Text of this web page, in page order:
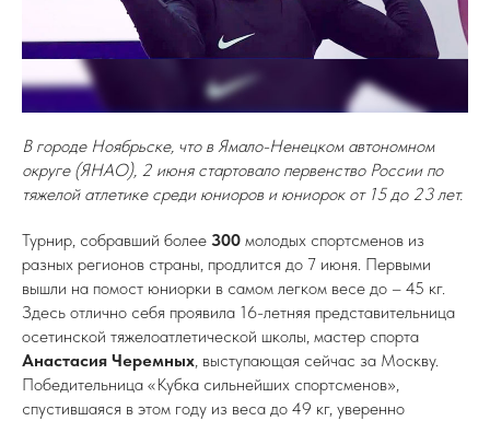
В городе Ноябрьске, что в Ямало-Ненецком автономном
округе (ЯНАО), 2 июня стартовало первенство России по
тяжелой атлетике среди юниоров и юниорок от 15 до 23 лет.
Турнир, собравший более 300 молодых спортсменов из
разных регионов страны, продлится до 7 июня. Первыми
вышли на помост юниорки в самом легком весе до – 45 кг.
Здесь отлично себя проявила 16-летняя представительница
осетинской тяжелоатлетической школы, мастер спорта
Анастасия Черемных, выступающая сейчас за Москву.
Победительница «Кубка сильнейших спортсменов»,
спустившаяся в этом году из веса до 49 кг, уверенно